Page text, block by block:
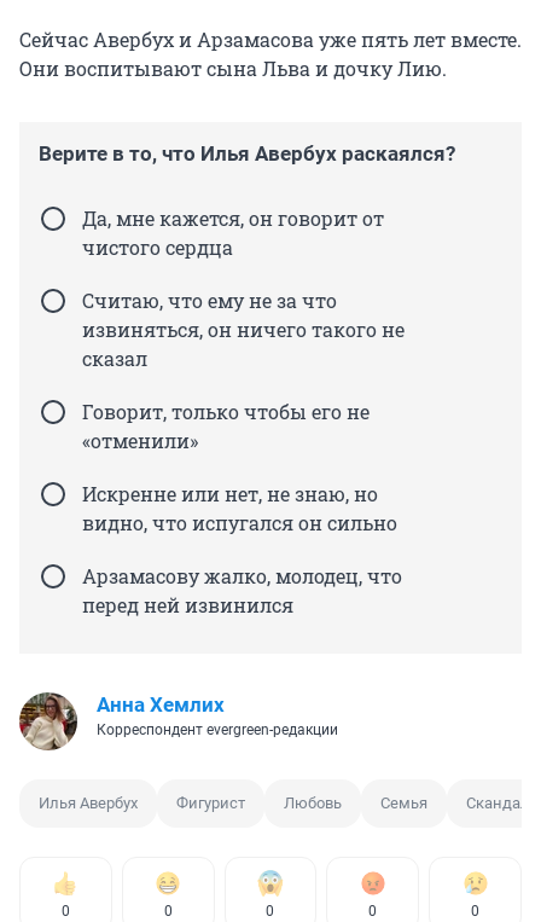
Сейчас Авербух и Арзамасова уже пять лет вместе.
Они воспитывают сына Льва и дочку Лию.
Верите в то, что Илья Авербух раскаялся?
Да, мне кажется, он говорит от
чистого сердца
Считаю, что ему не за что
извиняться, он ничего такого не
сказал
Говорит, только чтобы его не
«отменили»
Искренне или нет, не знаю, но
видно, что испугался он сильно
Арзамасову жалко, молодец, что
перед ней извинился
Анна Хемлих
Корреспондент evergreen-редакции
Илья Авербух Фигурист Любовь Семья Скандал
0 0 0 0 0